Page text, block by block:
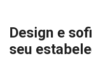
Design e
seu